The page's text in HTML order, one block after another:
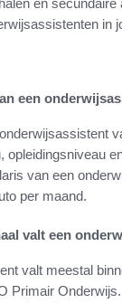
en secundaire
in
een
opleidingsniveau
van een
per maand.
valt een
valt meestal
Primair